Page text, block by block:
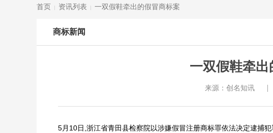
首页 | 资讯列表 | 一双假鞋牵出的假冒商标案
商标新闻
一双假鞋牵
来源：创名知讯 |
5月10日,浙江省青田县检察院以涉嫌假冒注册商标罪依法决定逮捕犯